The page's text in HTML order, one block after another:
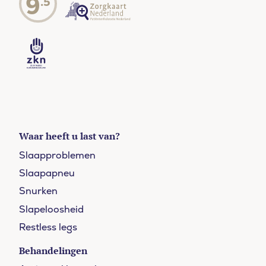
Waar heeft u last van?
Slaapproblemen
Slaapapneu
Snurken
Slapeloosheid
Restless legs
Behandelingen